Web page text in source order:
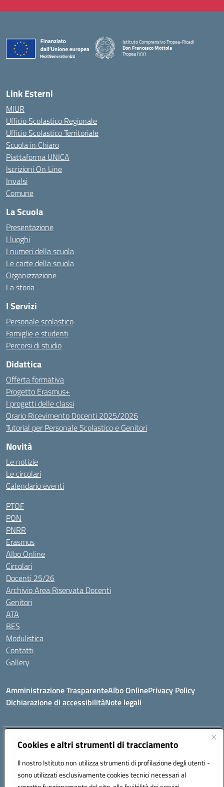
Cookies e altri strumenti di tracciamento
Il nostro Istituto non utilizza strumenti di profilazione degli utenti -
sono utilizzati esclusivamente cookies tecnici necessari al
Istituto Comprensivo Tropea-Ricadi
Don Francesco Mottola
Tropea (VV)
— Visita la pagina iniziale della scuola
Link Esterni
MIUR
Ufficio Scolastico Regionale
Ufficio Scolastico Territoriale
Scuola in Chiaro
Piattaforma UNICA
Iscrizioni On Line
Invalsi
Comune
La Scuola
Presentazione
I luoghi
I numeri della scuola
Le carte della scuola
Organizzazione
La storia
I Servizi
Personale scolastico
Famiglie e studenti
Percorsi di studio
Didattica
Offerta formativa
Progetto Erasmus+
I progetti delle classi
Orario Ricevimento Docenti 2025/2026
Tutorial per Personale Scolastico e Genitori
Novità
Le notizie
Le circolari
Calendario eventi
PTOF
PON
PNRR
Erasmus
Albo Online
Circolari
Docenti 25/26
Archivio Area Riservata Docenti
Genitori
ATA
BES
Modulistica
Contatti
Gallery
Amministrazione TrasparenteAlbo OnlinePrivacy Policy
Dichiarazione di accessibilitàNote legali
Indirizzo:Via Coniugi Crigna – Cap. 89861 – Tropea (VV)
Posta elettronica certificata (PEC):vvic82200d@pec.istruzione.it
Codice fiscale: 96012410799